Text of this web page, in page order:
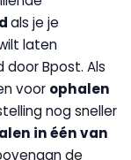
als je je
laten
Bpost. Als
voor ophalen
nog sneller
in één van
de